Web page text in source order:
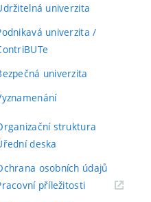
univerzita
univerzita /
univerzita
struktura
deska
osobních údajů
příležitosti(externí